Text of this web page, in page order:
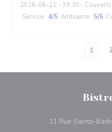
2026-06-21 - 19:30 -
Service : 4/5 Ambiance : 5/5
1
11 Rue Sainte-